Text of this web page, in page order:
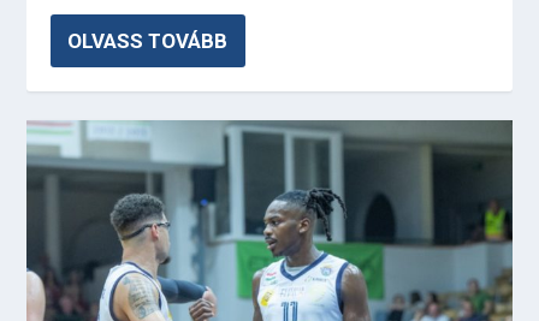
OLVASS TOVÁBB